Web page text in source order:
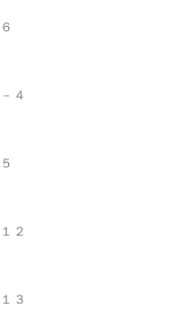
４
２
３